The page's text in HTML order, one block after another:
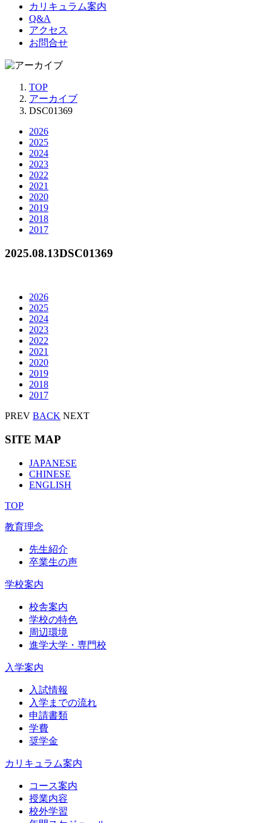
カリキュラム案内
Q&A
アクセス
お問合せ
TOP
アーカイブ
DSC01369
2026
2025
2024
2023
2022
2021
2020
2019
2018
2017
2025.08.13DSC01369
2026
2025
2024
2023
2022
2021
2020
2019
2018
2017
PREV BACK NEXT
SITE MAP
JAPANESE
CHINESE
ENGLISH
TOP
教育理念
先生紹介
卒業生の声
学校案内
校舎案内
学校の特色
周辺環境
進学大学・専門校
入学案内
入試情報
入学までの流れ
申請書類
学費
奨学金
カリキュラム案内
コース案内
授業内容
校外学習